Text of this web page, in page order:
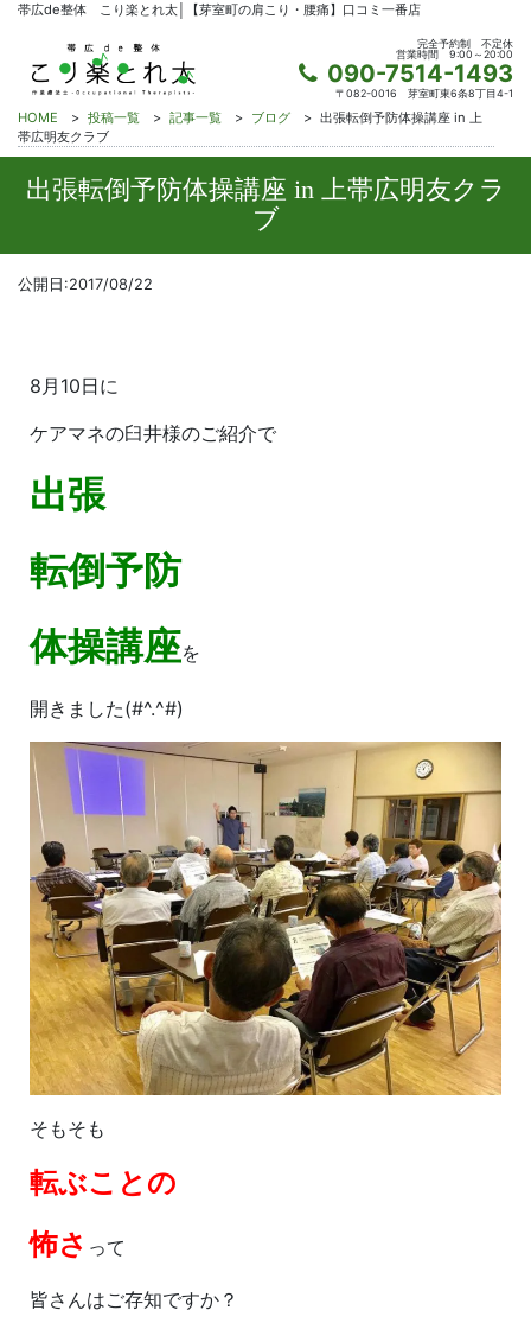
帯広de整体 こり楽とれ太│【芽室町の肩こり・腰痛】口コミ一番店
完全予約制
不定休
営業時間
9:00～20:00
090-7514-1493
〒082-0016 芽室町東6条8丁目4-1
HOME > 投稿一覧 > 記事一覧 > ブログ > 出張転倒予防体操講座 in 上
帯広明友クラブ
出張転倒予防体操講座 in 上帯広明友クラ
ブ
公開日:2017/08/22
8月10日に
ケアマネの臼井様のご紹介で
出張
転倒予防
体操講座を
開きました(#^.^#)
そもそも
転ぶことの
怖さ って
皆さんはご存知ですか？